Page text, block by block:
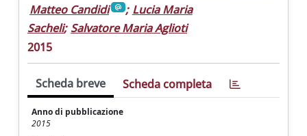
Matteo Candidi ; Lucia Maria
Sacheli; Salvatore Maria Aglioti
2015
Scheda breve Scheda completa
Anno di pubblicazione
2015